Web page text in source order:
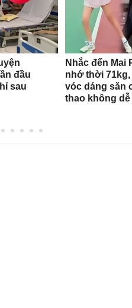
đầu
sau
Nhắc đến
nhớ thời
vóc dáng săn
thao không